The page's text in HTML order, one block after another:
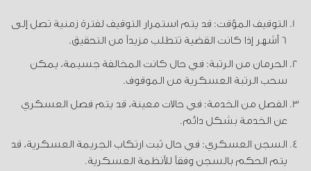
التوقيف المؤقت: قد يتم استمرار التوقيف لفترة زمنية تصل إلى
6 أشهر إذا كانت القضية تتطلب مزيداً من التحقيق.
الحرمان من الرتبة: في حال كانت المخالفة جسيمة، يمكن
سحب الرتبة العسكرية من الموقوف.
الفصل من الخدمة: في حالات معينة، قد يتم فصل العسكري
عن الخدمة بشكل دائم.
السجن العسكري: في حال ثبت ارتكاب الجريمة العسكرية، قد
يتم الحكم بالسجن وفقاً للأنظمة العسكرية.